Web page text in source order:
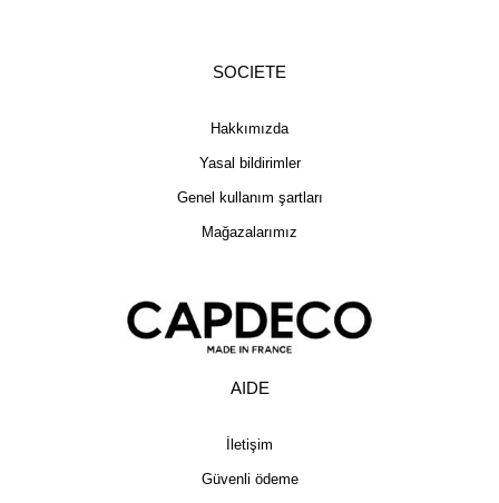
SOCIETE
Hakkımızda
Yasal bildirimler
Genel kullanım şartları
Mağazalarımız
AIDE
İletişim
Güvenli ödeme